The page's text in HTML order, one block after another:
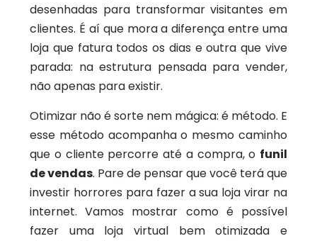
desenhadas para transformar visitantes em
clientes. É aí que mora a diferença entre uma
loja que fatura todos os dias e outra que vive
parada: na estrutura pensada para vender,
não apenas para existir.
Otimizar não é sorte nem mágica: é método. E
esse método acompanha o mesmo caminho
que o cliente percorre até a compra, o funil
de vendas. Pare de pensar que você terá que
investir horrores para fazer a sua loja virar na
internet. Vamos mostrar como é possível
fazer uma loja virtual bem otimizada e